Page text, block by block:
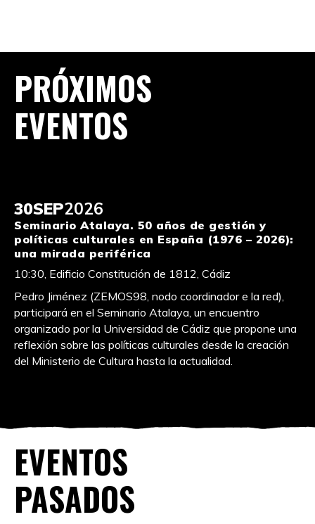
PRÓXIMOS
EVENTOS
30SEP2026
Seminario Atalaya. 50 años de gestión y
políticas culturales en España (1976 – 2026):
una mirada periférica
10:30, Edificio Constitución de 1812, Cádiz
Pedro Jiménez (ZEMOS98, nodo coordinador e la red),
participará en el Seminario Atalaya, un encuentro
organizado por la Universidad de Cádiz que propone una
reflexión sobre las políticas culturales desde la creación
del Ministerio de Cultura hasta la actualidad.
EVENTOS
PASADOS